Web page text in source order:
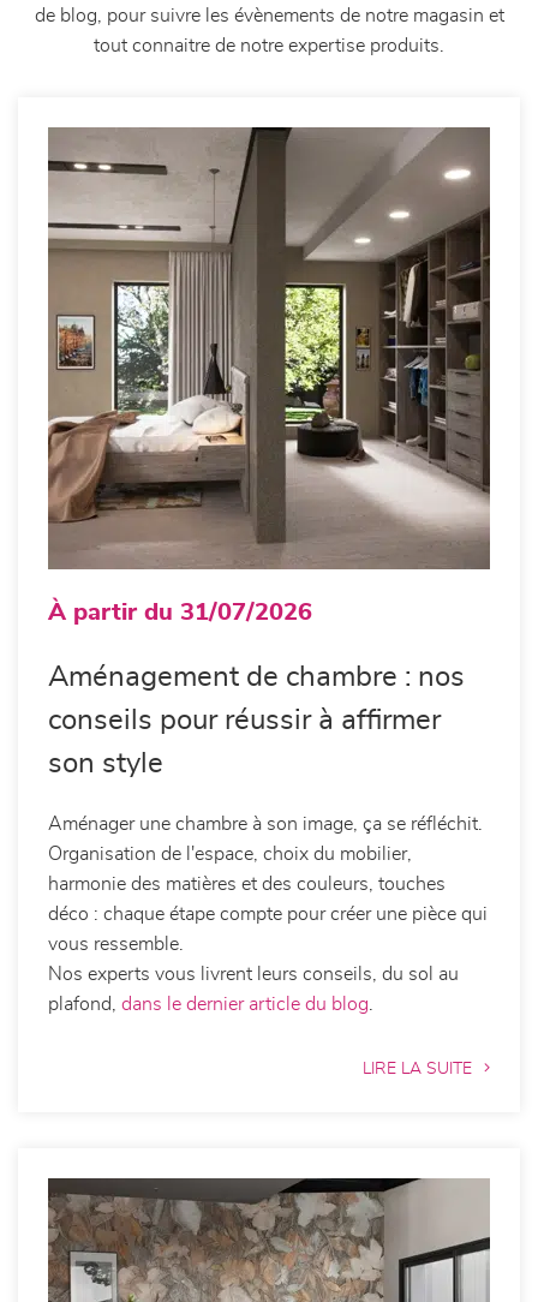
de blog, pour suivre les évènements de notre magasin et
tout connaitre de notre expertise produits.
À partir du 31/07/2026
Aménagement de chambre : nos
conseils pour réussir à affirmer
son style
Aménager une chambre à son image, ça se réfléchit.
Organisation de l'espace, choix du mobilier,
harmonie des matières et des couleurs, touches
déco : chaque étape compte pour créer une pièce qui
vous ressemble.
Nos experts vous livrent leurs conseils, du sol au
plafond, dans le dernier article du blog
LIRE LA SUITE